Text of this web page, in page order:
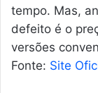
tempo. Mas,
defeito é o
versões
Fonte: Site